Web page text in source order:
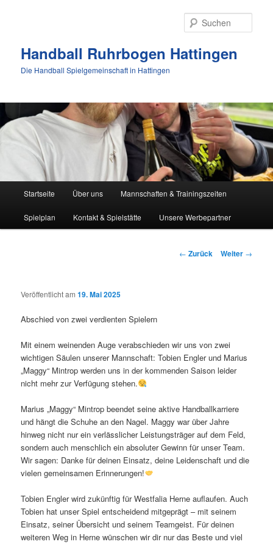
Handball Ruhrbogen Hattingen
Die Handball Spielgemeinschaft in Hattingen
Startseite Über uns Mannschaften & Trainingszeiten
Spielplan Kontakt & Spielstätte Unsere Werbepartner
Beitrags-
← Zurück Weiter →
Veröffentlicht am19. Mai 2025
Abschied von zwei verdienten Spielern
Mit einem weinenden Auge verabschieden wir uns von zwei
wichtigen Säulen unserer Mannschaft: Tobien Engler und Marius
„Maggy“ Mintrop werden uns in der kommenden Saison leider
nicht mehr zur Verfügung stehen.
Marius „Maggy“ Mintrop beendet seine aktive Handballkarriere
und hängt die Schuhe an den Nagel. Maggy war über Jahre
hinweg nicht nur ein verlässlicher Leistungsträger auf dem Feld,
sondern auch menschlich ein absoluter Gewinn für unser Team.
Wir sagen: Danke für deinen Einsatz, deine Leidenschaft und die
vielen gemeinsamen Erinnerungen!
Tobien Engler wird zukünftig für Westfalia Herne auflaufen. Auch
Tobien hat unser Spiel entscheidend mitgeprägt – mit seinem
Einsatz, seiner Übersicht und seinem Teamgeist. Für deinen
weiteren Weg in Herne wünschen wir dir nur das Beste und viel